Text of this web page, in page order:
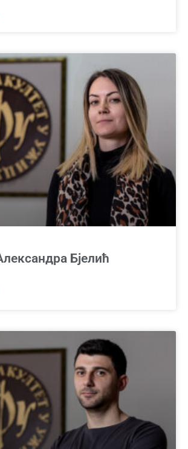
Бјелић